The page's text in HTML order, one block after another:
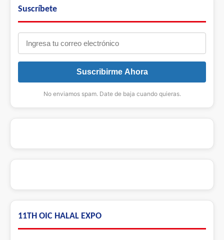
Suscríbete
Suscribirme Ahora
No enviamos spam. Date de baja cuando quieras.
11TH OIC HALAL EXPO